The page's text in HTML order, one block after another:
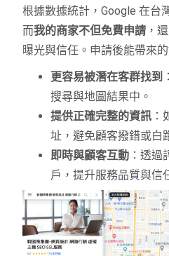
根據數據統計，Google 在台
而我的商家不但免費申請 ，
曝光與信任。申請後能帶來的
更容易被潛在客群找到
搜尋與地圖結果中。
提供正確完整的資訊
址，避免顧客撥錯或白
即時與顧客互動 ：透
戶，提升服務品質與信